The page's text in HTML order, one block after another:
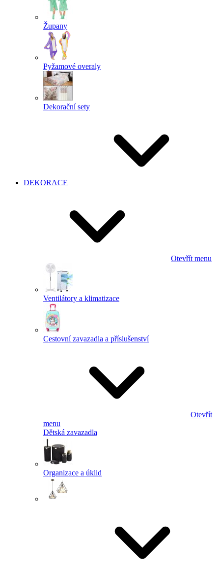
Župany
Pyžamové overaly
Dekorační sety
DEKORACE
Otevřít menu
Ventilátory a klimatizace
Cestovní zavazadla a příslušenství
Otevřít
menu
Dětská zavazadla
Organizace a úklid